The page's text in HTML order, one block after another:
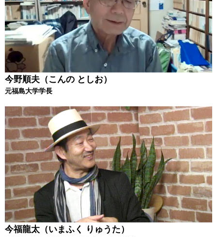
今野順夫（こんの としお）
元福島大学学長
今福龍太（いまふく りゅうた）